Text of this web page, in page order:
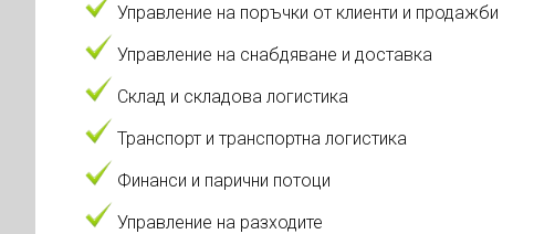
Управление на поръчки от клиенти и продажби
Управление на снабдяване и доставка
Склад и складова логистика
Транспорт и транспортна логистика
Финанси и парични потоци
Управление на разходите